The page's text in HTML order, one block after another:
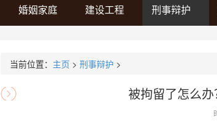
婚姻家庭 建设工程 刑事辩护
当前位置： 主页 > 刑事辩护 >
被拘留了怎么